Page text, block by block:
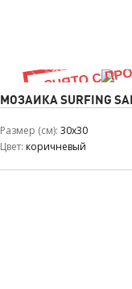
МОЗАИКА SURFING
Размер (см) 30x30
Цвет коричневый